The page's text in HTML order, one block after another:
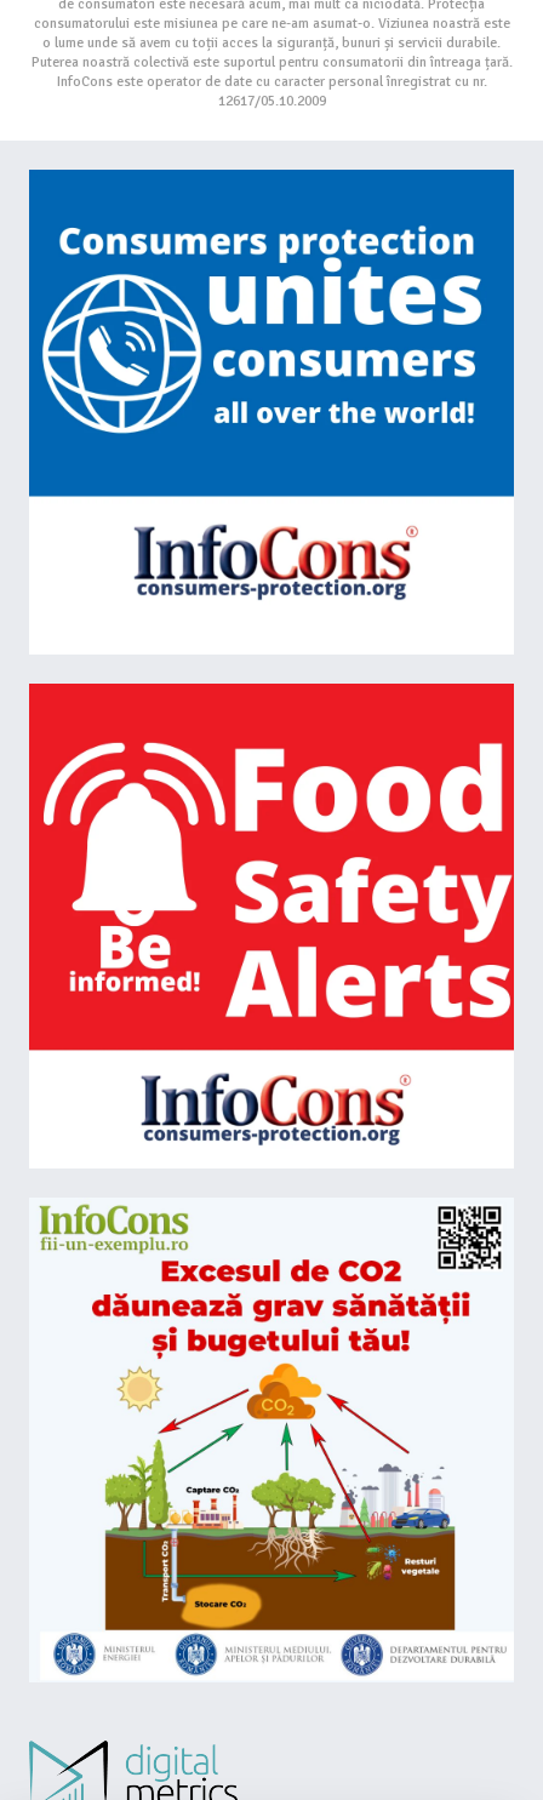
de consumatori este necesară acum, mai mult ca niciodată. Protecția
consumatorului este misiunea pe care ne-am asumat-o. Viziunea noastră este
o lume unde să avem cu toții acces la siguranță, bunuri și servicii durabile.
Puterea noastră colectivă este suportul pentru consumatorii din întreaga țară.
InfoCons este operator de date cu caracter personal înregistrat cu nr.
12617/05.10.2009